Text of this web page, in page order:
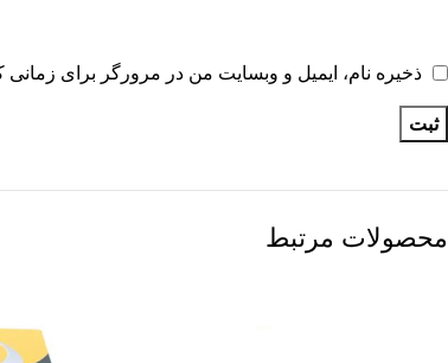
ذخیره نام، ایمیل و وبسایت من در مرورگر برای زمانی
محصولات مرتبط